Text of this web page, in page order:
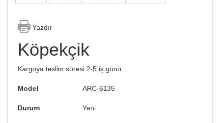
Yazdır
Köpekçik
Kargoya teslim süresi 2-5 iş günü.
Model ARC-6135
Durum Yeni